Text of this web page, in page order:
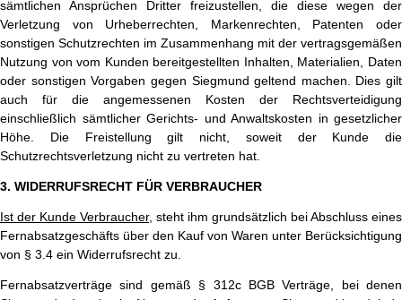
sämtlichen Ansprüchen Dritter freizustellen, die diese wegen der
Verletzung von Urheberrechten, Markenrechten, Patenten oder
sonstigen Schutzrechten im Zusammenhang mit der vertragsgemäßen
Nutzung von vom Kunden bereitgestellten Inhalten, Materialien, Daten
oder sonstigen Vorgaben gegen Siegmund geltend machen. Dies gilt
auch für die angemessenen Kosten der Rechtsverteidigung
einschließlich sämtlicher Gerichts- und Anwaltskosten in gesetzlicher
Höhe. Die Freistellung gilt nicht, soweit der Kunde die
Schutzrechtsverletzung nicht zu vertreten hat.
3. WIDERRUFSRECHT FÜR VERBRAUCHER
Ist der Kunde Verbraucher, steht ihm grundsätzlich bei Abschluss eines
Fernabsatzgeschäfts über den Kauf von Waren unter Berücksichtigung
von § 3.4 ein Widerrufsrecht zu.
Fernabsatzverträge sind gemäß § 312c BGB Verträge, bei denen